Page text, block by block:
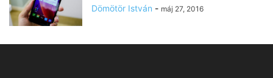
Dömötör István - máj 27, 2016